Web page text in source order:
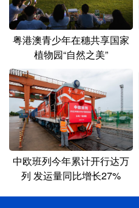
粤港澳青少年在穗共享国家
植物园“自然之美”
中欧班列今年累计开行达万
列 发运量同比增长27%